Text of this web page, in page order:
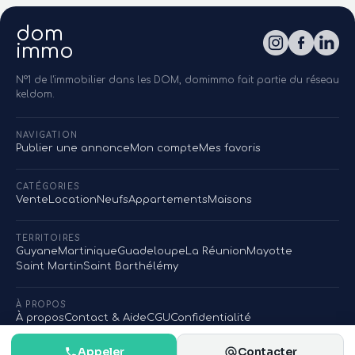
Appeler Contacter
dom
immo
N°1 de l'immobilier dans les DOM, domimmo fait partie du réseau
keldom.
NAVIGATION
Publier une annonceMon compteMes favoris
CATÉGORIES
Vente LocationNeufsAppartementsMaisons
TERRITOIRES
GuyaneMartiniqueGuadeloupe La RéunionMayotte
Saint MartinSaint Barthélémy
À PROPOS
À proposContact & AideCGUConfidentialité